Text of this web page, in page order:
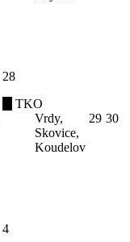
28
TKO
Vrdy,
Skovice,
Koudelov
29 30
4